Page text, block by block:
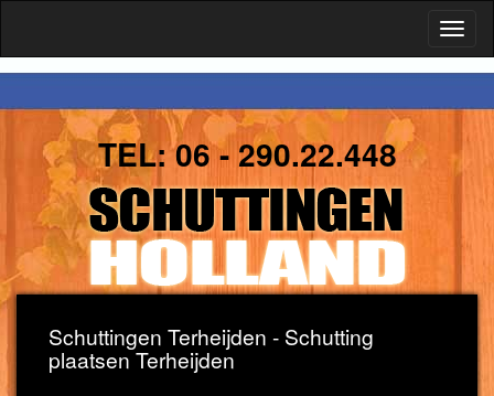
TEL:06 - 290.22.448
Schuttingen Terheijden - Schutting
plaatsen Terheijden